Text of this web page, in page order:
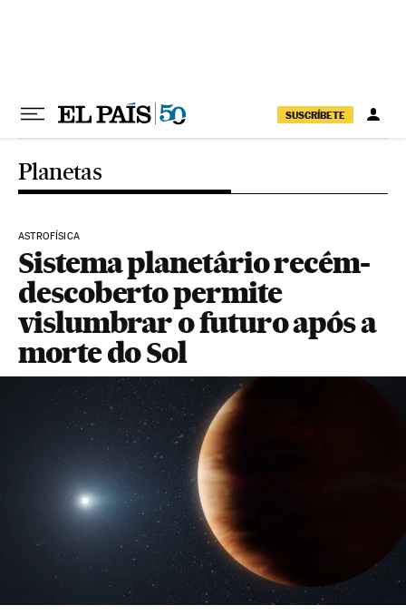
SUSCRÍBETE
Planetas
ASTROFÍSICA
Sistema planetário recém-
descoberto permite
vislumbrar o futuro após a
morte do Sol